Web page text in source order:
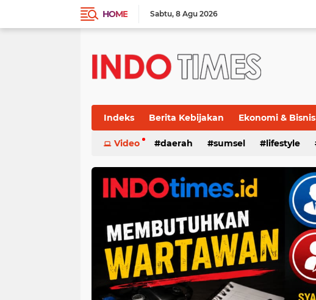
HOME Sabtu 8 Agu 2026
Indeks Berita Kebijakan Ekonomi & Bisnis
Video daerah sumsel lifestyle